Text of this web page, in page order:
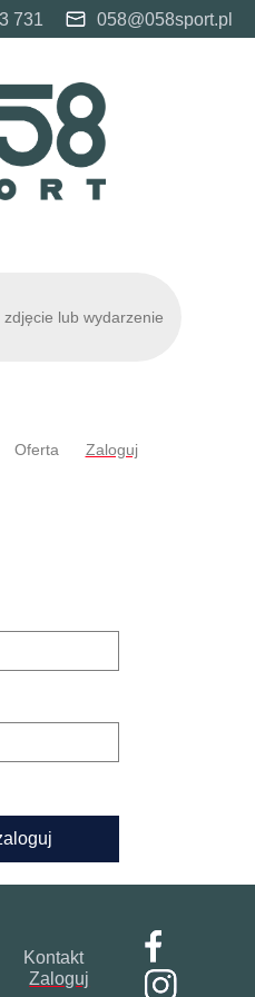
731 058@058sport.pl
Oferta Zaloguj
Kontakt
Zaloguj